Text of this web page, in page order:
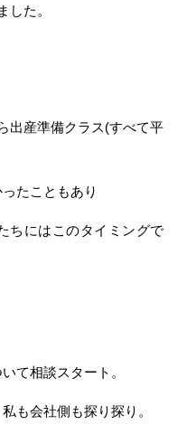
した。
出産準備クラス(すべて平
たこともあり
ちにはこのタイミングで
て相談スタート。
も会社側も探り探り。